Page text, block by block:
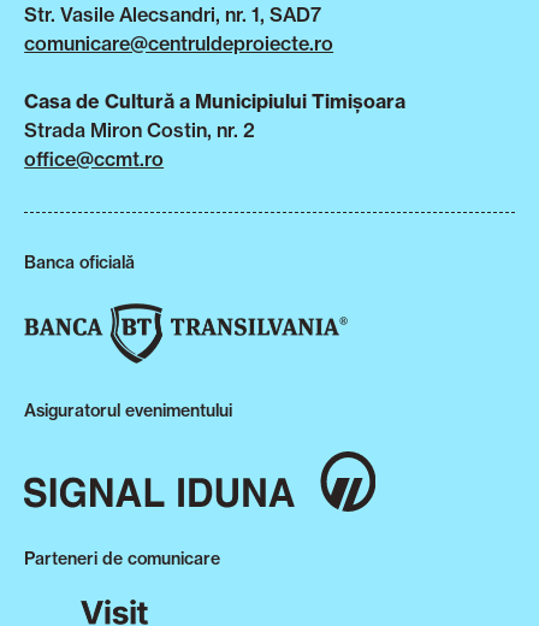
Str. Vasile Alecsandri, nr. 1, SAD7
comunicare@centruldeproiecte.ro
Casa de Cultură a Municipiului Timișoara
Strada Miron Costin, nr. 2
office@ccmt.ro
Banca oficială
Asiguratorul evenimentului
Parteneri de comunicare